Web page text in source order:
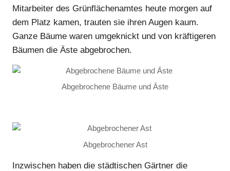
Mitarbeiter des Grünflächenamtes heute morgen auf
dem Platz kamen, trauten sie ihren Augen kaum.
Ganze Bäume waren umgeknickt und von kräftigeren
Bäumen die Äste abgebrochen.
Abgebrochene Bäume und Äste
Abgebrochener Ast
Inzwischen haben die städtischen Gärtner die